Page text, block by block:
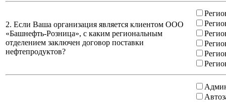
2. Если Ваша организация является клиентом ООО
«Башнефть-Розница», с каким региональным
отделением заключен договор поставки
нефтепродуктов?